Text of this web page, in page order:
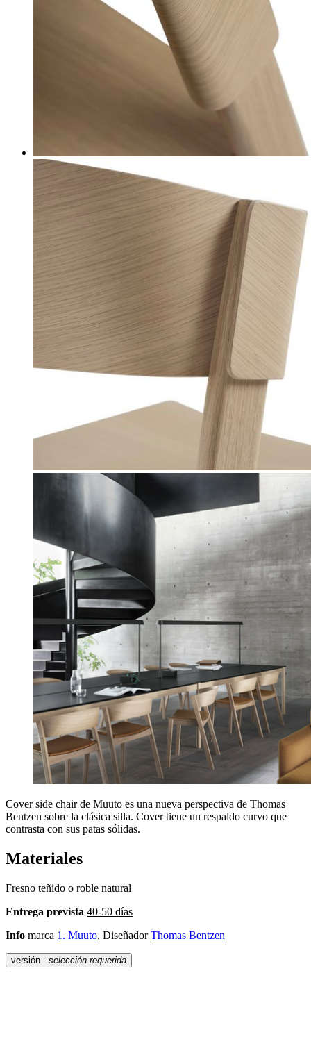
Cover side chair de Muuto es una nueva perspectiva de Thomas
Bentzen sobre la clásica silla. Cover tiene un respaldo curvo que
contrasta con sus patas sólidas.
Materiales
Fresno teñido o roble natural
Entrega prevista 40-50 días
Info marca 1. Muuto, DiseñadorThomas Bentzen
versión - selección requerida